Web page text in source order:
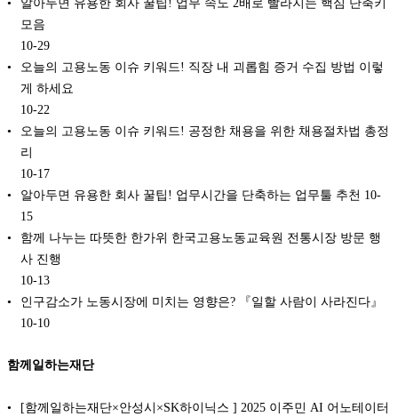
모음
10-29
오늘의 고용노동 이슈 키워드! 직장 내 괴롭힘 증거 수집 방법 이렇
게 하세요
10-22
오늘의 고용노동 이슈 키워드! 공정한 채용을 위한 채용절차법 총정
리
10-17
알아두면 유용한 회사 꿀팁! 업무시간을 단축하는 업무툴 추천 10-
15
함께 나누는 따뜻한 한가위 한국고용노동교육원 전통시장 방문 행
사 진행
10-13
인구감소가 노동시장에 미치는 영향은? 『일할 사람이 사라진다』
10-10
함께일하는재단
[함께일하는재단×안성시×SK하이닉스 ] 2025 이주민 AI 어노테이터